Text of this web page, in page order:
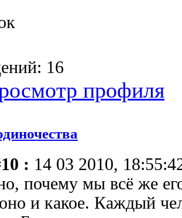
16
: 14 03 2010,
почему мы всё же
и какое. Каждый